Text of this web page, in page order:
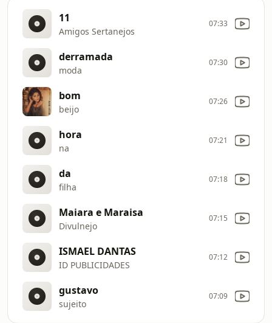
11
Amigos Sertanejos
07:33
derramada
moda
07:30
bom
beijo
07:26
hora
na
07:21
da
filha
07:18
Maiara e Maraisa
Divulnejo
07:15
ISMAEL DANTAS
ID PUBLICIDADES
07:12
gustavo
sujeito
07:09